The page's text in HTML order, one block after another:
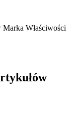
Marka Właściwości